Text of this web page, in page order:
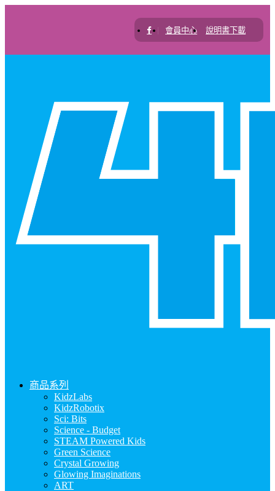
| 會員中心 說明書下載
商品系列
KidzLabs
KidzRobotix
Sci: Bits
Science - Budget
STEAM Powered Kids
Green Science
Crystal Growing
Glowing Imaginations
ART